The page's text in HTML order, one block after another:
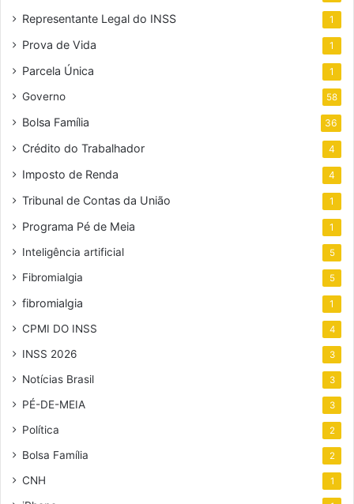
Representante Legal do INSS 1
Prova de Vida 1
Parcela Única 1
Governo 58
Bolsa Família 36
Crédito do Trabalhador 4
Imposto de Renda 4
Tribunal de Contas da União 1
Programa Pé de Meia 1
Inteligência artificial 5
Fibromialgia 5
fibromialgia 1
CPMI DO INSS 4
INSS 2026 3
Notícias Brasil 3
PÉ-DE-MEIA 3
Política 2
Bolsa Família 2
CNH 1